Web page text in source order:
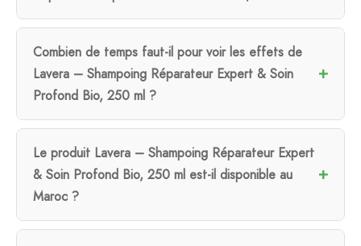
Combien de temps faut-il pour voir les effets de
Lavera – Shampoing Réparateur Expert & Soin
Profond Bio, 250 ml ?
Le produit Lavera – Shampoing Réparateur Expert
& Soin Profond Bio, 250 ml est-il disponible au
Maroc ?